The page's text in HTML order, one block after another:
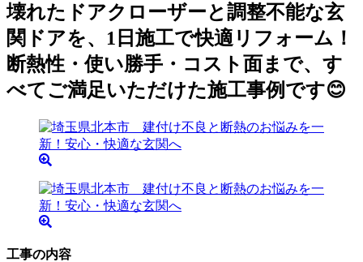
壊れたドアクローザーと調整不能な玄
関ドアを、1日施工で快適リフォーム！
断熱性・使い勝手・コスト面まで、す
べてご満足いただけた施工事例です😊
工事の内容